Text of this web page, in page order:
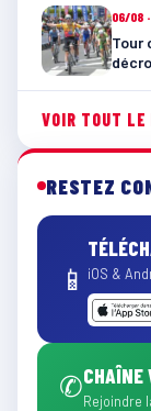
06/08
Tour
VOIR TOUT
RESTEZ
📱 iOS &
✆CHAÎNE
Rejoindre